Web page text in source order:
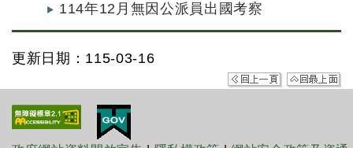
114年12月無因公派員出國考察
更新日期：115-03-16